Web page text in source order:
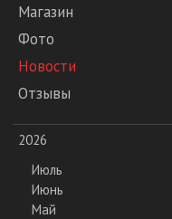
Магазин
Фото
Новости
Отзывы
2026
Июль
Июнь
Май